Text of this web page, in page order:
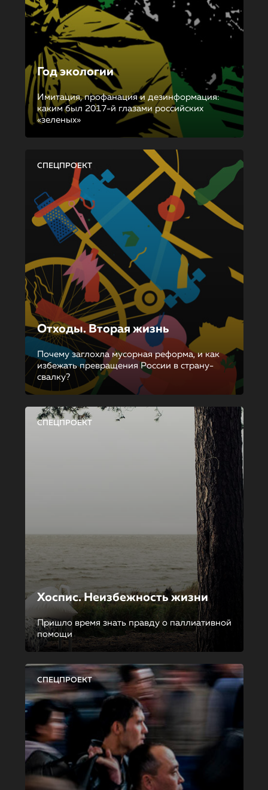
Год экологии
Имитация, профанация и дезинформация:
каким был 2017-й глазами российских
«зеленых»
СПЕЦПРОЕКТ
Отходы. Вторая жизнь
Почему заглохла мусорная реформа, и как
избежать превращения России в страну-
свалку?
СПЕЦПРОЕКТ
Хоспис. Неизбежность жизни
Пришло время знать правду о паллиативной
помощи
СПЕЦПРОЕКТ